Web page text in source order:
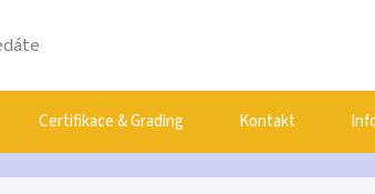
Certifikace & Grading Kontakt